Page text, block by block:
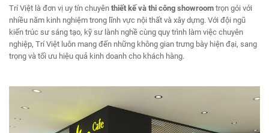
Trí Việt là đơn vị uy tín chuyên thiết kế và thi công showroom trọn gói với
nhiều năm kinh nghiệm trong lĩnh vực nội thất và xây dựng. Với đội ngũ
kiến trúc sư sáng tạo, kỹ sư lành nghề cùng quy trình làm việc chuyên
nghiệp, Trí Việt luôn mang đến những không gian trưng bày hiện đại, sang
trọng và tối ưu hiệu quả kinh doanh cho khách hàng.